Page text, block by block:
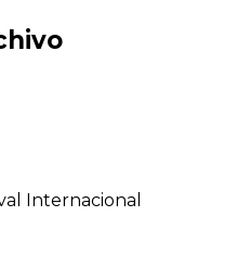
Internacional